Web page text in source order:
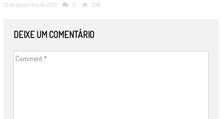
10 de dezembro de 2012 0 1248
DEIXE UM COMENTÁRIO